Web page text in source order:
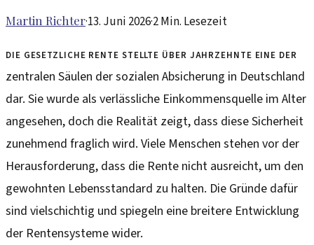
Martin Richter·13. Juni 2026·2Min. Lesezeit
Die gesetzliche Rente stellte über Jahrzehnte eine der
zentralen Säulen der sozialen Absicherung in Deutschland
dar. Sie wurde als verlässliche Einkommensquelle im Alter
angesehen, doch die Realität zeigt, dass diese Sicherheit
zunehmend fraglich wird. Viele Menschen stehen vor der
Herausforderung, dass die Rente nicht ausreicht, um den
gewohnten Lebensstandard zu halten. Die Gründe dafür
sind vielschichtig und spiegeln eine breitere Entwicklung
der Rentensysteme wider.